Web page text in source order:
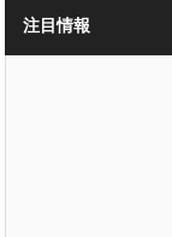
注目情報